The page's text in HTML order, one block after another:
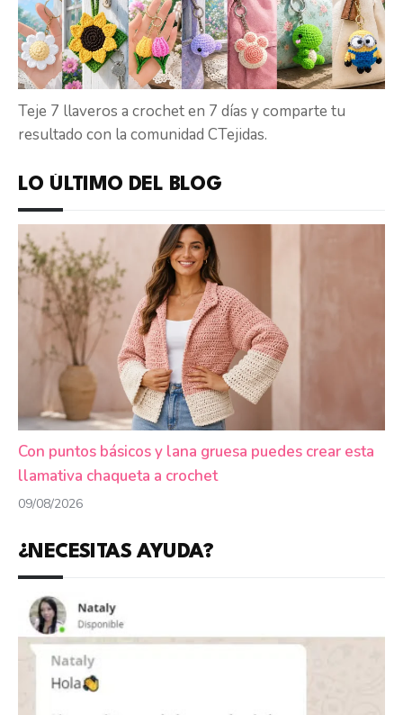
Teje 7 llaveros a crochet en 7 días y comparte tu
resultado con la comunidad CTejidas.
LO ÚLTIMO DEL BLOG
Con puntos básicos y lana gruesa puedes crear esta
llamativa chaqueta a crochet
09/08/2026
¿NECESITAS AYUDA?